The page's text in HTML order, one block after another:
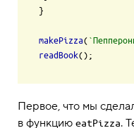
}
makePizza(
readBook
Первое, что мы
в функцию eatPizza.